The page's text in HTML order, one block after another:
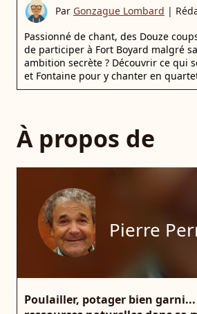
Par Gonzague Lombard |
Passionné de chant, des Douze
de participer à Fort Boyard malgré
ambition secrète ? Découvrir ce qui
et Fontaine pour y chanter en
À propos de
Pierre
Poulailler, potager bien